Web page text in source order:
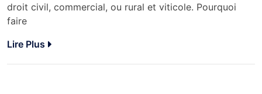
droit civil, commercial, ou rural et viticole. Pourquoi
faire
Lire Plus